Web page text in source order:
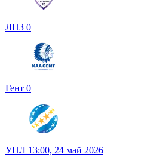
ЛНЗ 0
Гент 0
УПЛ 13:00, 24 май 2026